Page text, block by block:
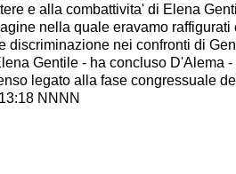
e alla combattivita' di Elena
nella quale eravamo raffigurati
discriminazione nei confronti di
Gentile - ha concluso D'Alema
legato alla fase congressuale
NNNN